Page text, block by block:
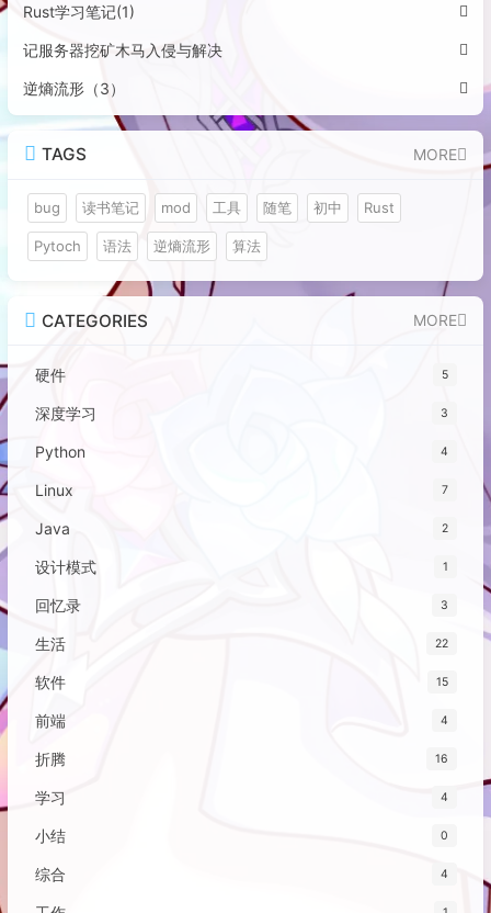
Rust学习笔记(1)
记服务器挖矿木马入侵与解决
逆熵流形（3）
TAGS MORE
bug 读书笔记 mod 工具 随笔 初中 Rust
Pytoch 语法 逆熵流形 算法
CATEGORIES MORE
硬件 5
深度学习 3
Python 4
Linux 7
Java 2
设计模式 1
回忆录 3
生活 22
软件 15
前端 4
折腾 16
学习 4
小结 0
综合 4